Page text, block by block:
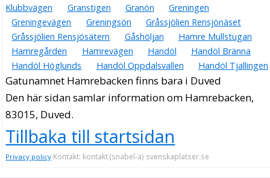
Klubbvägen
Granstigen Granön
Greningen
Greningevägen
Greningsön
Gråssjölien Rensjönäset
Gråssjölien Rensjösätern
Gåshöljan
Hamre Mullstugan
Hamregården
Hamrevägen Handöl
Handöl Bränna
Handöl Höglunds
Handöl Oppdalsvallen Handöl Tjallingen
Gatunamnet Hamrebacken finns bara i Duved
Den här sidan samlar information om Hamrebacken,
83015, Duved.
Tillbaka till startsidan
Privacy policy Kontakt: kontakt (snabel-a) svenskaplatser.se